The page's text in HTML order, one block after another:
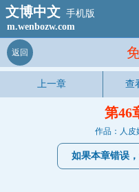
文博中文 手机版
m.wenbozw.com
返回
上一章 查
第46
作品：人皮
如果本章错误